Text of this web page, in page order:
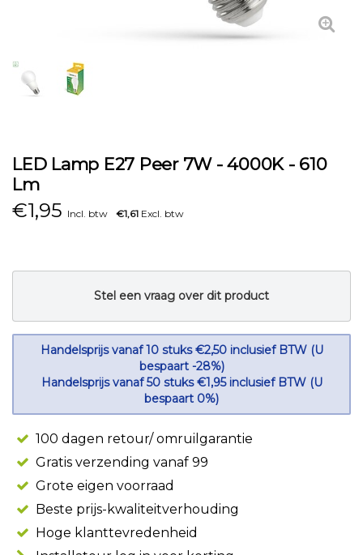
LED Lamp E27 Peer 7W - 4000K - 610
Lm
€1,95 Incl. btw €1,61 Excl. btw
Stel een vraag over dit product
Handelsprijs vanaf 10 stuks €2,50 inclusief BTW (U
bespaart -28%)
Handelsprijs vanaf 50 stuks €1,95 inclusief BTW (U
bespaart 0%)
100 dagen retour/ omruilgarantie
Gratis verzending vanaf 99
Grote eigen voorraad
Beste prijs-kwaliteitverhouding
Hoge klanttevredenheid